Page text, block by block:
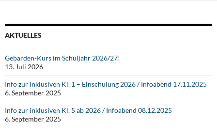
AKTUELLES
Gebärden-Kurs im Schuljahr 2026/27!
13. Juli 2026
Info zur inklusiven Kl. 1 – Einschulung 2026 / Infoabend 17.11.2025
6. September 2025
Info zur inklusiven Kl. 5 ab 2026 / Infoabend 08.12.2025
6. September 2025